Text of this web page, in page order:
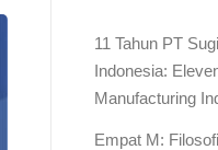
11 Tahun PT
Indonesia:
Manufacturing
Empat M: